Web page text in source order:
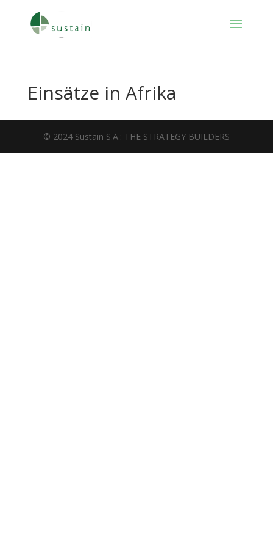
Einsätze in Afrika
© 2024 Sustain S.A.: THE STRATEGY BUILDERS